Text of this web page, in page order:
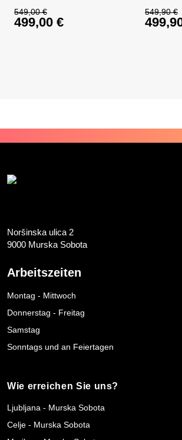
549,00€
Ursprünglicher Preis war:
499,00 €
549,90€
Noršinska ulica 2
9000 Murska Sobota
Arbeitszeiten
Montag - Mittwoch
Donnerstag - Freitag
Samstag
Sonntags und an Feiertagen
Wie erreichen Sie uns?
Ljubljana - Murska Sobota
Celje - Murska Sobota